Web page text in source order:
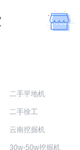
二手平地机
二手徐工
云南挖掘机
30w-50w挖掘机